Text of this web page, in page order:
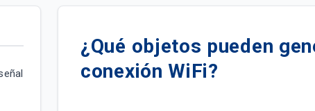
¿Qué objetos pueden
conexión WiFi?